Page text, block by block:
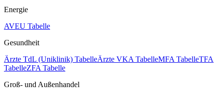
Energie
AVEU Tabelle
Gesundheit
Ärzte TdL (Uniklinik) TabelleÄrzte VKA TabelleMFA TabelleTFA
TabelleZFA Tabelle
Groß- und Außenhandel